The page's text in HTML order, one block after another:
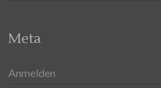
Meta
Anmelden